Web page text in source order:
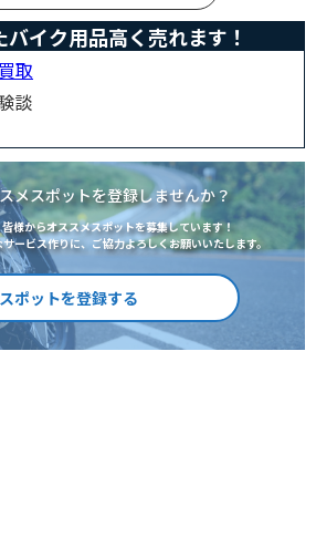
イク用品高く売れます！
取
談
メスポットを登録しませんか？
様からオススメスポットを募集しています！
ービス作りに、ご協力よろしくお願いいたします。
スポットを登録する